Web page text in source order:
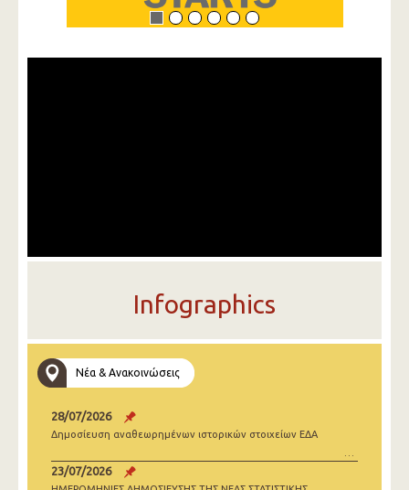
Infographics
Νέα & Ανακοινώσεις
28/07/2026
Δημοσίευση αναθεωρημένων ιστορικών στοιχείων ΕΔΑ
23/07/2026